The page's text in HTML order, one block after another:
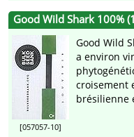
Good Wild Shark 100%
[057057-10]
Good Wild
a environ
croisement
brésilienne